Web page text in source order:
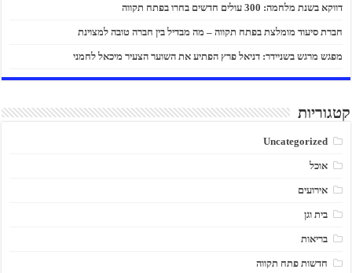
דווקא בשנת מלחמה: 300 עולים חדשים בחרו בפתח תקווה
חברת סיעוד מומלצת בפתח תקווה – מה מבדיל בין חברה טובה למצוינת
מפגש מרגש בשניידר: דניאל פרץ הפתיע את השוער הצעיר מיכאל לחמני
קטגוריות
Uncategorized
אוכל
אירועים
בית וגן
בריאות
חדשות פתח תקווה